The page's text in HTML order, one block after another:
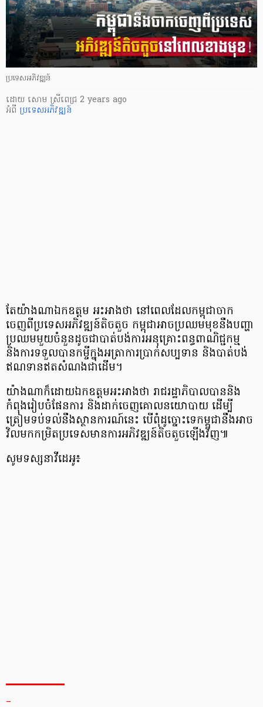
ប្រទេសអភិវឌ្ឍន៍
ដោយ សោម ស្រីពេជ្រ 2 years ago
អំពី ប្រទេសអភិវឌ្ឍន៍
តែយ៉ាងណាឯកឧត្តម អះអាងថា នៅពេលដែលកម្ពុជាចាក
ចេញពីប្រទេសអភិវឌ្ឍន៍តិចតួច កម្ពុជាអាចប្រឈមមុខនឹងបញ្ហា
ប្រឈមមួយចំនួនដូចជាបាត់បង់ការអនុគ្រោះពន្ធពាណិជ្ជកម្ម
និងការទទួលបានកម្ចីក្នុងអត្រាការប្រាក់សប្បទាន និងបាត់បង់
ឥណទានឥតសំណងជាដើម។
យ៉ាងណាក៏ដោយឯកឧត្តមអះអាងថា រាជរដ្ឋាភិបាលបាននិង
កំពុងរៀបចំផែនការ និងដាក់ចេញគោលនយោបាយ ដើម្បី
ត្រៀមទប់ទល់នឹងស្ថានការណ៍នេះ បើពុំដូច្នោះទេកម្ពុជានឹងអាច
វិលមកកម្រិតប្រទេសមានការអភិវឌ្ឍន៍តិចតួចឡើងវិញ៕
សូមទស្សនាវីដេអូ៖
_